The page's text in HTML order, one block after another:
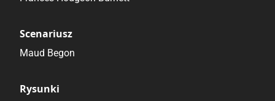
Scenariusz
Maud Begon
Rysunki